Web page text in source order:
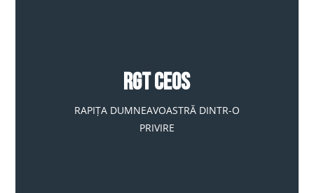
RGT CEOS
RAPIȚA DUMNEAVOASTRĂ DINTR-O
PRIVIRE